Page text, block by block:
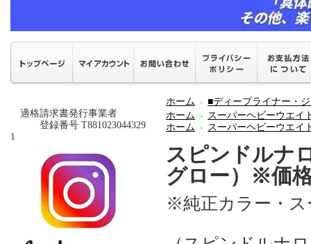
適格請求書発行事業者
登録番号 T881023044329
1
ホーム ＞ ■ディープライナー・
ホーム
＞
スーパーヘビーウエイ
ホーム
＞ スーパーヘビーウエイ
スピンドルナ
グロー）※価
※純正カラー・ス